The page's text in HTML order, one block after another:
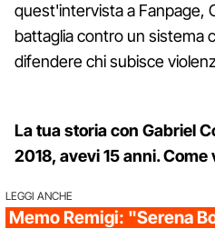
quest'intervista a Fanpage,
battaglia contro un sistema
difendere chi subisce
La tua storia con Gabriel
2018, avevi 15 anni.
LEGGI ANCHE
Memo Remigi: "Serena